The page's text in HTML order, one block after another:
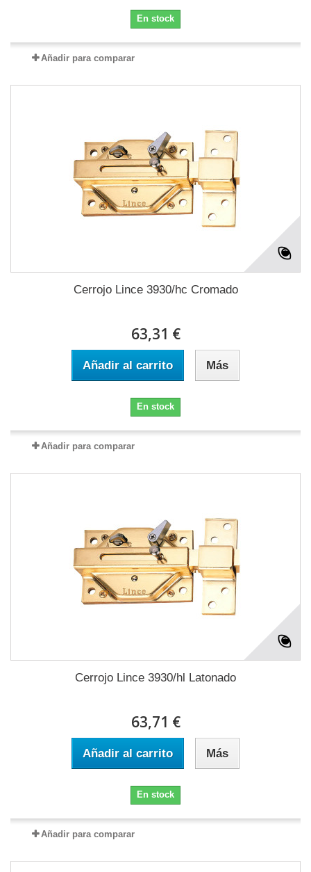
En stock
Añadir para comparar
Cerrojo Lince 3930/hc Cromado
63,31 €
Añadir al carrito Más
En stock
Añadir para comparar
Cerrojo Lince 3930/hl Latonado
63,71 €
Añadir al carrito Más
En stock
Añadir para comparar